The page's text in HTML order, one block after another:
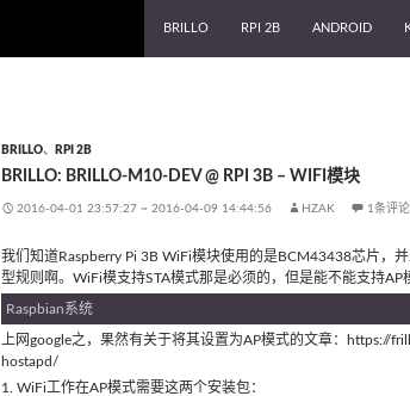
BRILLO
RPI 2B ANDROID
BRILLO、 RPI 2B
BRILLO: BRILLO-M10-DEV @ RPI 3B – WIFI模块
2016-04-01 23:57:27 ~ 2016-04-09 14:44:56 HZAK 1条评论
我们知道Raspberry Pi 3B WiFi模块使用的是BCM43438芯片，
型规则啊。WiFi模支持STA模式那是必须的，但是能不能支持AP
Raspbian系统
上网google之，果然有关于将其设置为AP模式的文章：https://
hostapd/
1. WiFi工作在AP模式需要这两个安装包：